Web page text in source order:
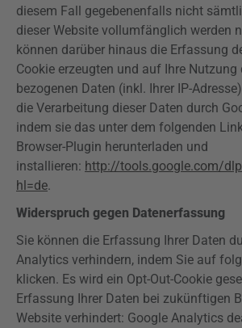
diesem Fall gegebenenfalls nicht
dieser Website vollumfänglich werden
können darüber hinaus die Erfassung
Cookie erzeugten und auf Ihre Nutzung
bezogenen Daten (inkl. Ihrer IP-
die Verarbeitung dieser Daten durch
indem sie das unter dem folgenden
Browser-Plugin herunterladen und
installieren: http://tools.google.com/
hl=de.
Widerspruch gegen Datenerfassung
Sie können die Erfassung Ihrer Daten
Analytics verhindern, indem Sie auf
klicken. Es wird ein Opt-Out-Cookie
Erfassung Ihrer Daten bei zukünftigen
Website verhindert: Google Analytics